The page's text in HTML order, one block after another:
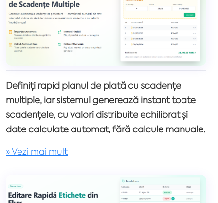
Definiți rapid planul de plată cu scadențe
multiple, iar sistemul generează instant toate
scadențele, cu valori distribuite echilibrat și
date calculate automat, fără calcule manuale.
» Vezi mai mult